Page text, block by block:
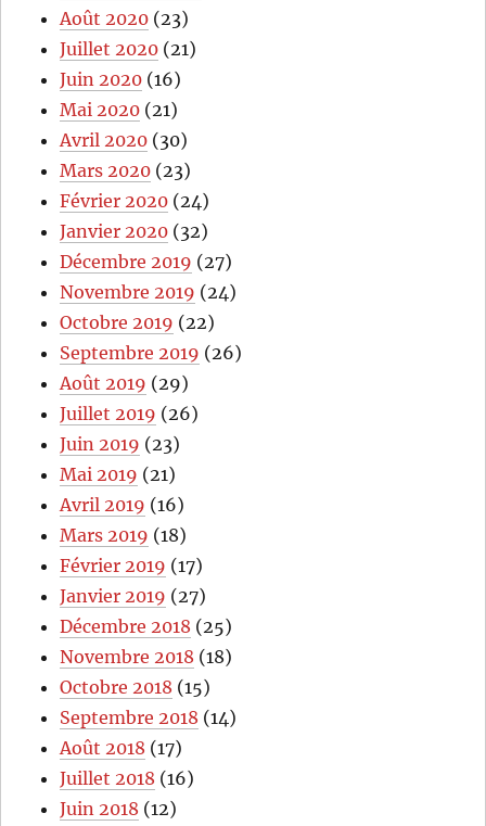
Août 2020 (23)
Juillet 2020 (21)
Juin 2020 (16)
Mai 2020 (21)
Avril 2020 (30)
Mars 2020 (23)
Février 2020 (24)
Janvier 2020 (32)
Décembre 2019 (27)
Novembre 2019 (24)
Octobre 2019 (22)
Septembre 2019 (26)
Août 2019 (29)
Juillet 2019 (26)
Juin 2019 (23)
Mai 2019 (21)
Avril 2019 (16)
Mars 2019 (18)
Février 2019 (17)
Janvier 2019 (27)
Décembre 2018 (25)
Novembre 2018 (18)
Octobre 2018 (15)
Septembre 2018 (14)
Août 2018 (17)
Juillet 2018 (16)
Juin 2018 (12)